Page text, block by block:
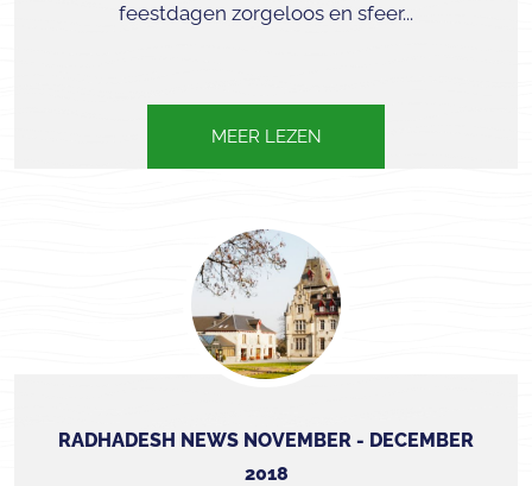
feestdagen zorgeloos en sfeer...
MEER LEZEN
RADHADESH NEWS NOVEMBER - DECEMBER
2018